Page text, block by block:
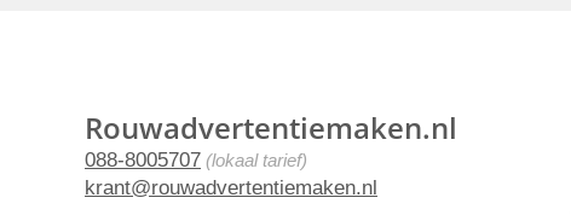
Rouwadvertentiemaken.nl
088-8005707 (lokaal tarief)
krant@rouwadvertentiemaken.nl